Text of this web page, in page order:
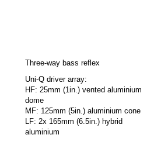
Three-way bass reflex
Uni-Q driver array:
HF: 25mm (1in.) vented aluminium
dome
MF: 125mm (5in.) aluminium cone
LF: 2x 165mm (6.5in.) hybrid
aluminium